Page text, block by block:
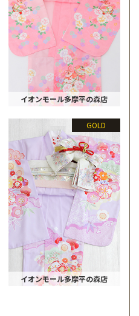
イオンモール多摩平の森店
GOLD
イオンモール多摩平の森店